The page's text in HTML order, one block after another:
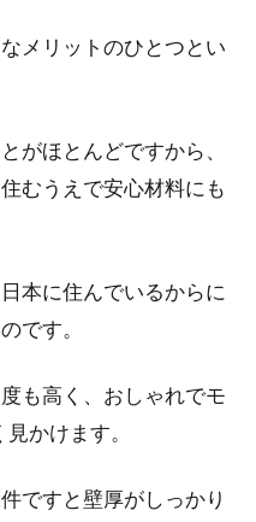
床にしたい！メリットと
して建てる予定がある人のなか
にモルタルの床を採用したいと
必要な確認申請！概要
る場合、知っておきたい手続き
メリットのひとつとい
がほとんどですから、
むうえで安心材料にも
本に住んでいるからに
です。
も高く、おしゃれでモ
かけます。
ですと壁厚がしっかり